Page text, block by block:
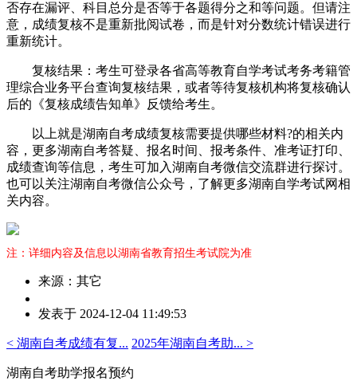
否存在漏评、科目总分是否等于各题得分之和等问题。但请注
意，成绩复核不是重新批阅试卷，而是针对分数统计错误进行
重新统计。
复核结果：考生可登录各省高等教育自学考试考务考籍管
理综合业务平台查询复核结果，或者等待复核机构将复核确认
后的《复核成绩告知单》反馈给考生。
以上就是湖南自考成绩复核需要提供哪些材料?的相关内
容，更多湖南自考答疑、报名时间、报考条件、准考证打印、
成绩查询等信息，考生可加入湖南自考微信交流群进行探讨。
也可以关注湖南自考微信公众号，了解更多湖南自学考试网相
关内容。
注：详细内容及信息以湖南省教育招生考试院为准
来源：其它
者：
老
师
发表于 2024-12-04 11:49:53
< 湖南自考成绩有复... 2025年湖南自考助... >
湖南自考助学报名预约